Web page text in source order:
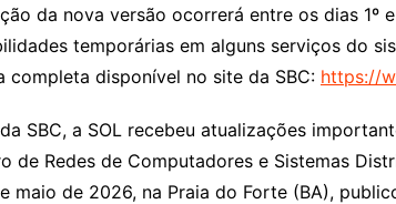
da nova versão ocorrerá entre os dias 1º
temporárias em alguns serviços do
completa disponível no site da SBC: https://
SBC, a SOL recebeu atualizações
de Redes de Computadores e Sistemas
maio de 2026, na Praia do Forte (BA),